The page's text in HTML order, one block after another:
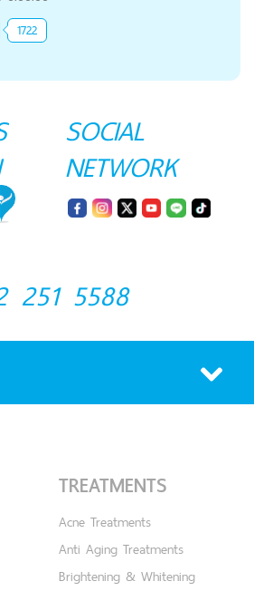
1722
SOCIAL
NETWORK
251 5588
TREATMENTS
Acne Treatments
Anti Aging Treatments
Brightening & Whitening